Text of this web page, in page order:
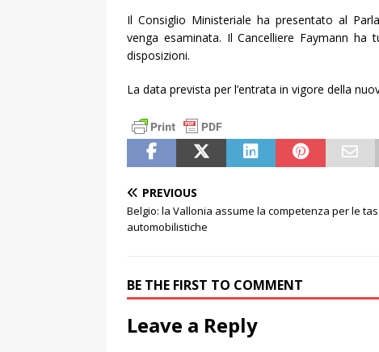
Il Consiglio Ministeriale ha presentato al
venga esaminata. Il Cancelliere Faymann
disposizioni.
La data prevista per l’entrata in vigore della
PREVIOUS
Belgio: la Vallonia assume la competenza per le
automobilistiche
BE THE FIRST TO COMMENT
Leave a Reply